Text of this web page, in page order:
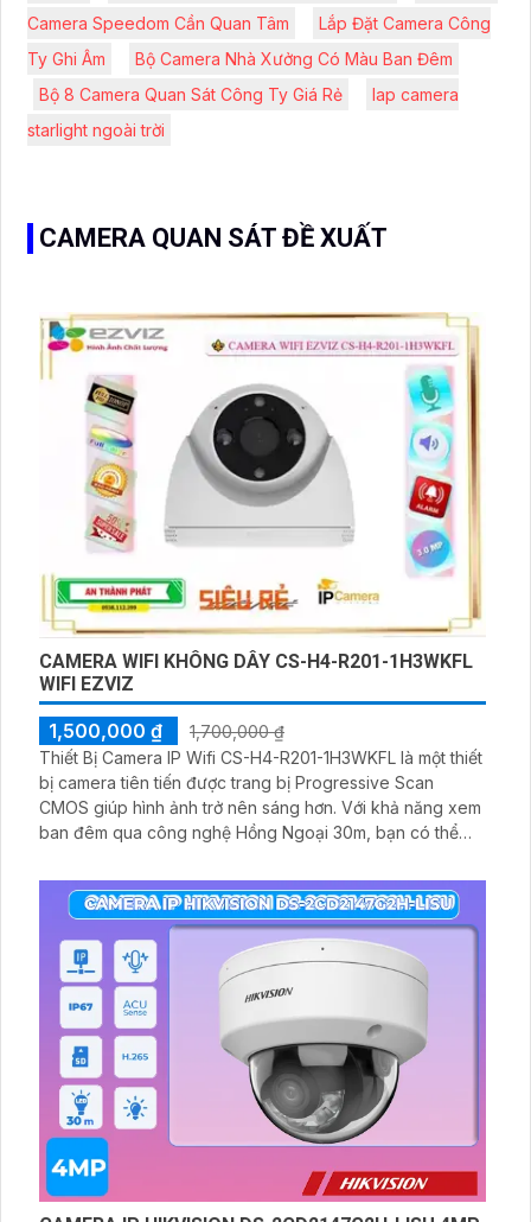
Camera Speedom Cần Quan Tâm
Lắp Đặt Camera Công
Ty Ghi Âm
Bộ Camera Nhà Xưởng Có Màu Ban Đêm
Bộ 8 Camera Quan Sát Công Ty Giá Rẻ
lap camera
starlight ngoài trời
CAMERA QUAN SÁT ĐỀ XUẤT
CAMERA WIFI KHÔNG DÂY CS-H4-R201-1H3WKFL
WIFI EZVIZ
1,500,000 ₫
1,700,000 ₫
Thiết Bị Camera IP Wifi CS-H4-R201-1H3WKFL là một thiết
bị camera tiên tiến được trang bị Progressive Scan
CMOS giúp hình ảnh trở nên sáng hơn. Với khả năng xem
ban đêm qua công nghệ Hồng Ngoại 30m, bạn có thể
bảo chất lượng hình ảnh tốt nhất và độ phân giải Ultra 2k
lite giúp bạn thấy rõ hơn chi tiết trong hình ảnh